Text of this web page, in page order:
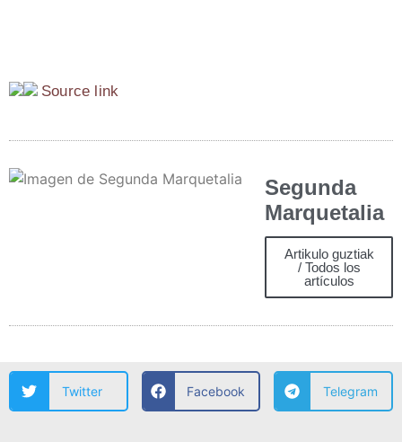
Sour­ce link
Segunda
Marquetalia
Artikulo guztiak
/ Todos los
artículos
Twitter Facebook Telegram